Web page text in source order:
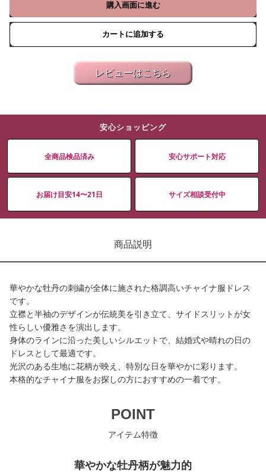
購入画面に進む
カートに追加する
レビューはこちら
安心ショッピング
全商品検品済み 安心サポート対応
お届け目安14〜21日 サイズ相談受付中
商品説明
華やかな牡丹の刺繍が全体に施された格調高いチャイナ服ドレス
です。
立襟と半袖のデザインが伝統美を引き立て、サイドスリットが女
性らしい優雅さを演出します。
身体のラインに沿った美しいシルエットで、結婚式や晴れの日の
ドレスとして最適です。
光沢のある生地に花柄が映え、特別な日を華やかに彩ります。
本格的なチャイナ服をお探しの方におすすめの一着です。
POINT
アイテム特徴
華やかな牡丹柄が魅力的